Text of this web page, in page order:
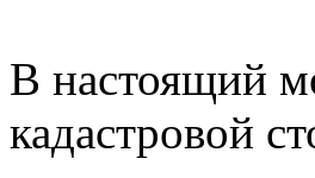
В настоящий
кадастровой